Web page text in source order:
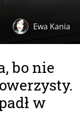
Ewa Kania
bo nie
w